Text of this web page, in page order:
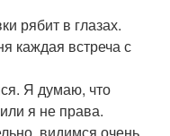
рябит в глазах.
каждая встреча с
Я думаю, что
я не права.